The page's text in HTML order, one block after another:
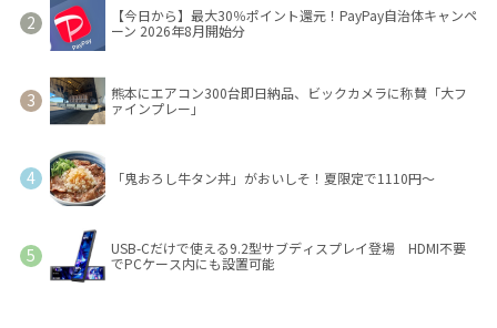
【今日から】最大30％ポイント還元！PayPay自治体キャンペ
ーン 2026年8月開始分
熊本にエアコン300台即日納品、ビックカメラに称賛「大フ
ァインプレー」
「鬼おろし牛タン丼」がおいしそ！夏限定で1110円～
USB-Cだけで使える9.2型サブディスプレイ登場 HDMI不要
でPCケース内にも設置可能